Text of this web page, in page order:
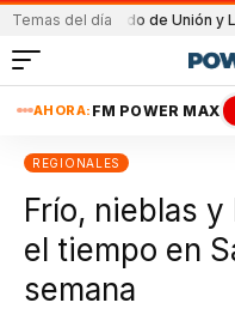
Temas del día
el partido de Unión y Lanús
AHORA: FM POWER MAX
REGIONALES
Frío, nieblas
el tiempo en
semana